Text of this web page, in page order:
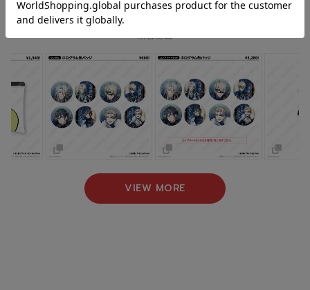
NEW ARRIVAL
VIEW MORE